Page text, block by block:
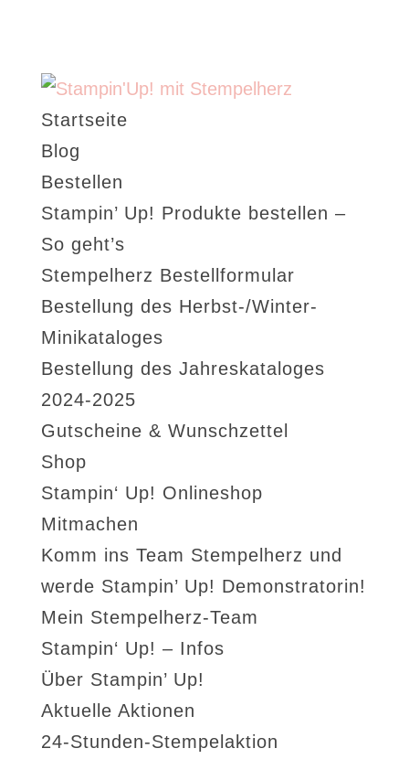
Startseite
Blog
Bestellen
Stampin’ Up! Produkte bestellen –
So geht’s
Stempelherz Bestellformular
Bestellung des Herbst-/Winter-
Minikataloges
Bestellung des Jahreskataloges
2024-2025
Gutscheine & Wunschzettel
Shop
Stampin‘ Up! Onlineshop
Mitmachen
Komm ins Team Stempelherz und
werde Stampin’ Up! Demonstratorin!
Mein Stempelherz-Team
Stampin‘ Up! – Infos
Über Stampin’ Up!
Aktuelle Aktionen
24-Stunden-Stempelaktion